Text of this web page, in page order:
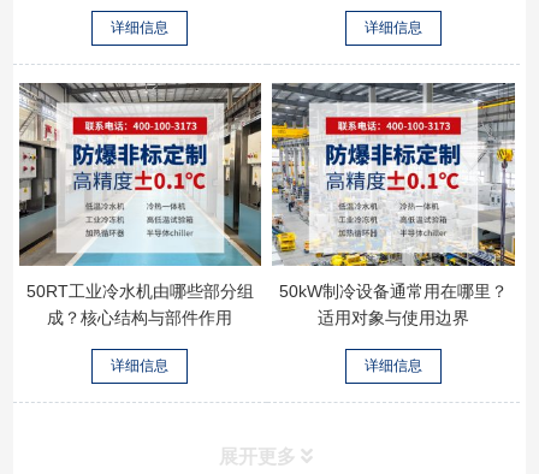
详细信息 详细信息
50RT工业冷水机由哪些部分组
成？核心结构与部件作用
详细信息
50kW制冷设备通常用在哪里？
适用对象与使用边界
详细信息
展开更多